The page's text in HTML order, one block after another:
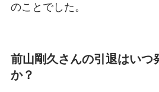
のことでした。
前山剛久さんの引退はいつ
か？